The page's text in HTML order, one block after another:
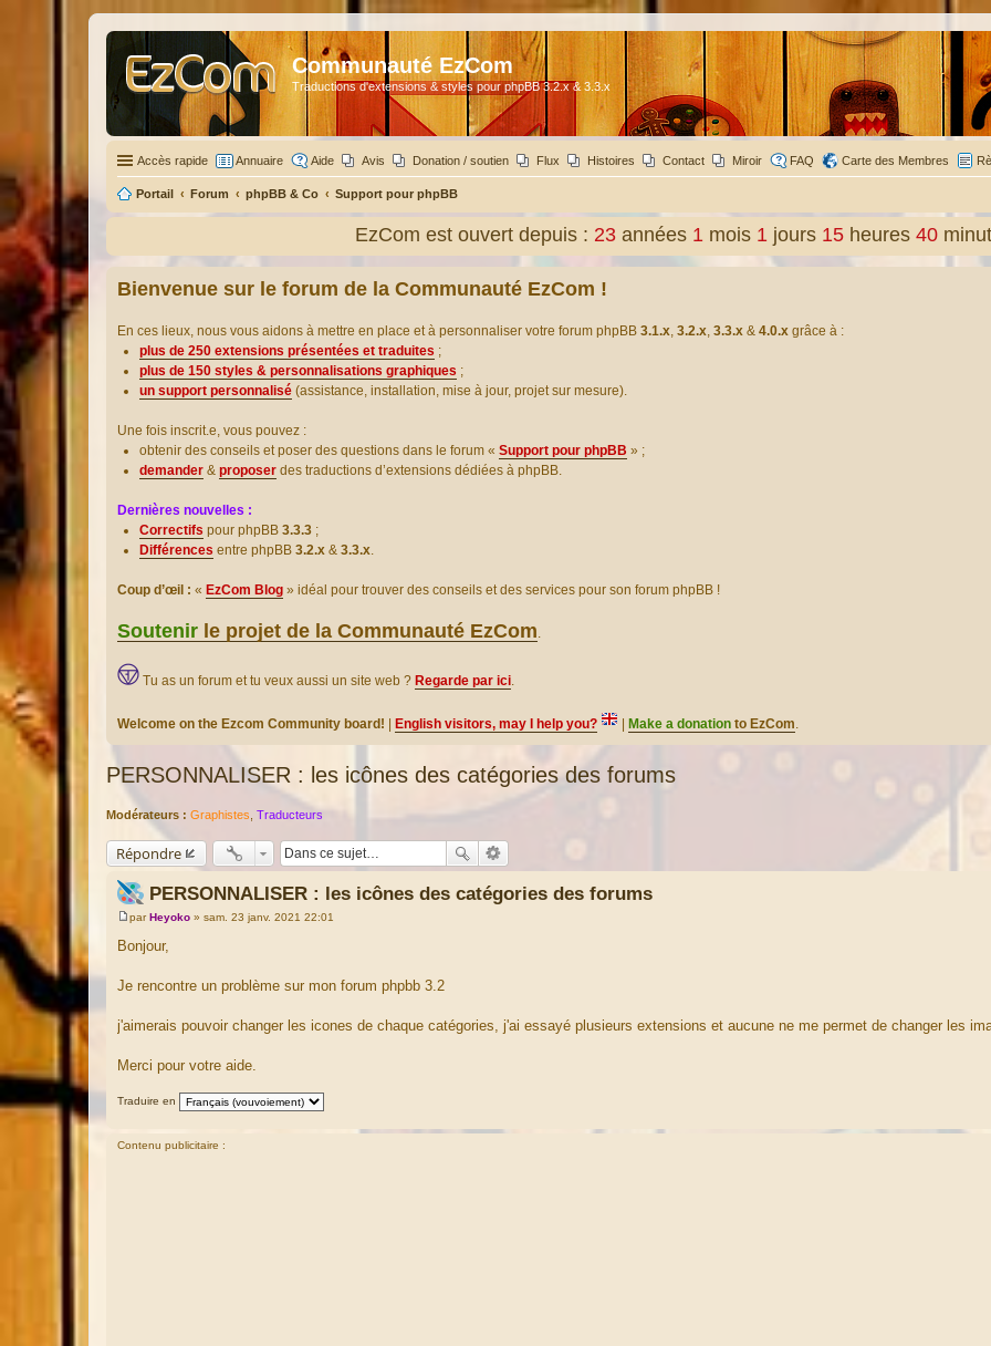
Communauté EzCom
Traductions d'extensions & styles pour phpBB 3.2.x & 3.3.x
Accès rapide Annuaire Aide Avis Donation / soutien Flux Histoires Contact Miroir FAQ Carte des Membres
Portail Forum phpBB & Co Support pour phpBB
EzCom est ouvert depuis : 23 années 1 mois 1 jours 15 heures 40
Bienvenue sur le forum de la Communauté EzCom !
En ces lieux, nous vous aidons à mettre en place et à personnaliser votre forum phpBB 3.1.x, 3.2.x, 3.3.x & 4.0.x grâce à :
plus de 250 extensions présentées et traduites ;
plus de 150 styles & personnalisations graphiques ;
un support personnalisé (assistance, installation, mise à jour, projet sur mesure).
Une fois inscrit.e, vous pouvez :
obtenir des conseils et poser des questions dans le forum « Support pour phpBB » ;
demander & proposer des traductions d’extensions dédiées à phpBB.
Dernières nouvelles :
Correctifs pour phpBB 3.3.3 ;
Différences entre phpBB 3.2.x & 3.3.x.
Coup d’œil : « EzCom Blog » idéal pour trouver des conseils et des services pour son forum phpBB !
Soutenir le projet de la Communauté EzCom.
Tu as un forum et tu veux aussi un site web ? Regarde par ici.
Welcome on the Ezcom Community board! English visitors, may I help you? Make a donation to EzCom.
PERSONNALISER : les icônes des catégories des forums
Modérateurs : Graphistes Traducteurs
Répondre
PERSONNALISER : les icônes des catégories des forums
M
s
g
parHeyoko » sam. 23 janv. 2021 22:01
Bonjour,
Je rencontre un problème sur mon forum phpbb 3.2
j'aimerais pouvoir changer les icones de chaque catégories, j'ai essayé plusieurs extensions et aucune ne me permet de changer les
Merci pour votre aide.
Traduire en
Contenu publicitaire :